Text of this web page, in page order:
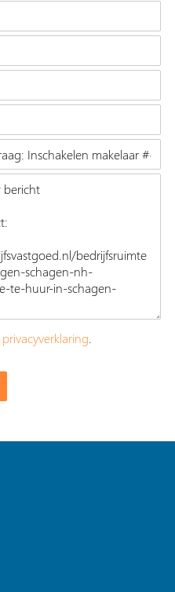
privacyverklaring